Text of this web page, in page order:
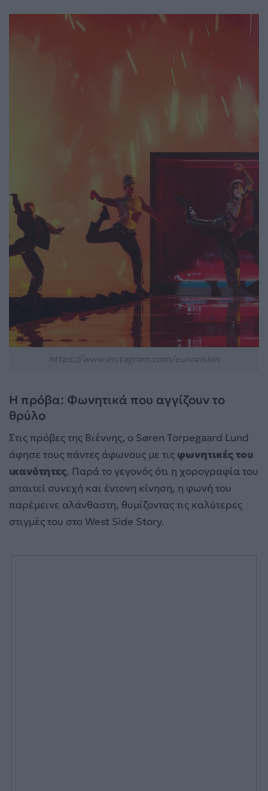
Η πρόβα: Φωνητικά που αγγίζουν το
θρύλο
Στις πρόβες της Βιέννης, ο Søren Torpegaard Lund
άφησε τους πάντες άφωνους με τιςφωνητικές του
ικανότητες. Παρά το γεγονός ότι η χορογραφία του
απαιτεί συνεχή και έντονη κίνηση, η φωνή του
παρέμεινε αλάνθαστη, θυμίζοντας τις καλύτερες
στιγμές του στο West Side Story.